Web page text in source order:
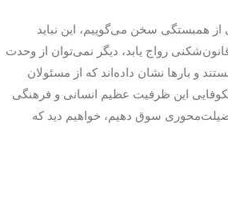
از همبستگی سخن می‌گوییم، این نباید
رواج یابد، دیگر نمی‌توان از وحدت
و بارها نشان داده‌اند که از مسئولان
این ظرفیت عظیم انسانی و فرهنگی
سوق دهیم، خواهیم دید که